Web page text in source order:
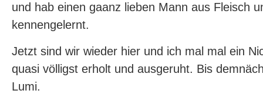
und hab einen gaanz lieben Mann aus Fleisch
kennengelernt.
Jetzt sind wir wieder hier und ich mal mal ein
quasi völligst erholt und ausgeruht. Bis
Lumi.